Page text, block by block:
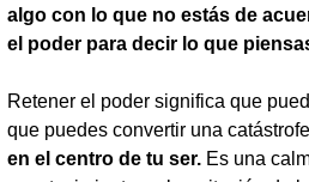
algo con lo que no estás de
el poder para decir lo que
Retener el poder significa que
que puedes convertir una
en el centro de tu ser. Es una